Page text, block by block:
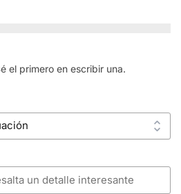
el primero en escribir una.